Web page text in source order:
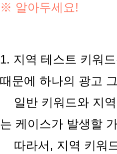
※ 알아두세요!
1. 지역 테스트 키워
때문에 하나의 광고
일반 키워드와 지역
는 케이스가 발생할
따라서, 지역 키워